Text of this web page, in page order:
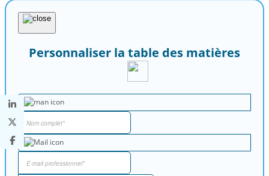
Personnaliser la table des matières